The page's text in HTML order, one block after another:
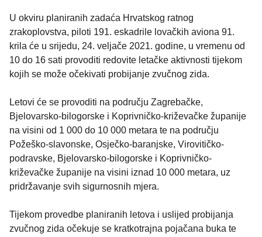
U okviru planiranih zadaća Hrvatskog ratnog
zrakoplovstva, piloti 191. eskadrile lovačkih aviona 91.
krila će u srijedu, 24. veljače 2021. godine, u vremenu od
10 do 16 sati provoditi redovite letačke aktivnosti tijekom
kojih se može očekivati probijanje zvučnog zida.
Letovi će se provoditi na području Zagrebačke,
Bjelovarsko-bilogorske i Koprivničko-križevačke županije
na visini od 1 000 do 10 000 metara te na području
Požeško-slavonske, Osječko-baranjske, Virovitičko-
podravske, Bjelovarsko-bilogorske i Koprivničko-
križevačke županije na visini iznad 10 000 metara, uz
pridržavanje svih sigurnosnih mjera.
Tijekom provedbe planiranih letova i uslijed probijanja
zvučnog zida očekuje se kratkotrajna pojačana buka te